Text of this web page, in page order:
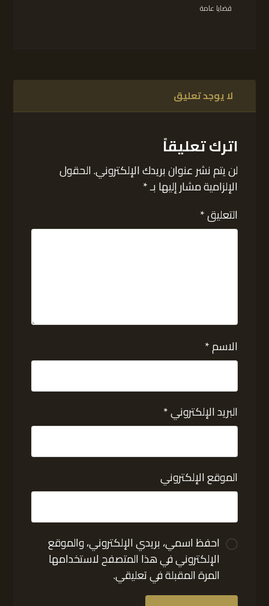
قضايا عامة
لا يوجد تعليق
اترك تعليقاً
لن يتم نشر عنوان بريدك الإلكتروني.الحقول
الإلزامية مشار إليها بـ*
التعليق*
الاسم*
البريد الإلكتروني*
الموقع الإلكتروني
احفظ اسمي، بريدي الإلكتروني، والموقع
الإلكتروني في هذا المتصفح لاستخدامها
المرة المقبلة في تعليقي.